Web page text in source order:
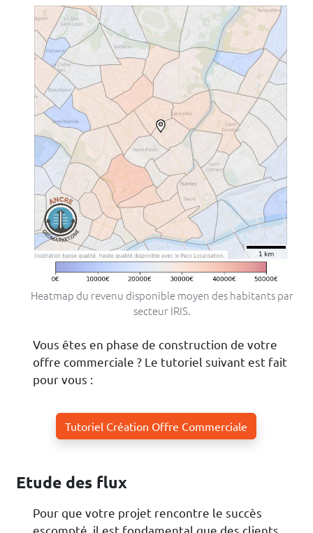
Heatmap du revenu disponible moyen des habitants par
secteur IRIS.
Vous êtes en phase de construction de votre
offre commerciale ? Le tutoriel suivant est fait
pour vous :
Tutoriel Création Offre Commerciale
Etude des flux
Pour que votre projet rencontre le succès
escompté, il est fondamental que des clients